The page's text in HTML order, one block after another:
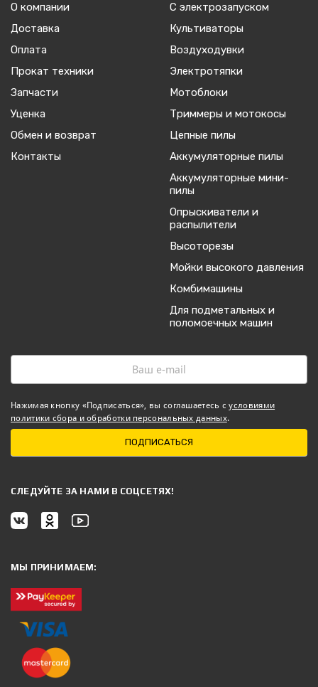
О компании
Доставка
Оплата
Прокат техники
Запчасти
Уценка
Обмен и возврат
Контакты
С электрозапуском
Культиваторы
Воздуходувки
Электротяпки
Мотоблоки
Триммеры и мотокосы
Цепные пилы
Аккумуляторные пилы
Аккумуляторные мини-
пилы
Опрыскиватели и
распылители
Высоторезы
Мойки высокого давления
Комбимашины
Для подметальных и
поломоечных машин
Нажимая кнопку «Подписаться», вы соглашаетесь сусловиями
политики сбора и обработки персональных данных.
ПОДПИСАТЬСЯ
CЛЕДУЙТЕ ЗА НАМИ В СОЦСЕТЯХ!
МЫ ПРИНИМАЕМ: